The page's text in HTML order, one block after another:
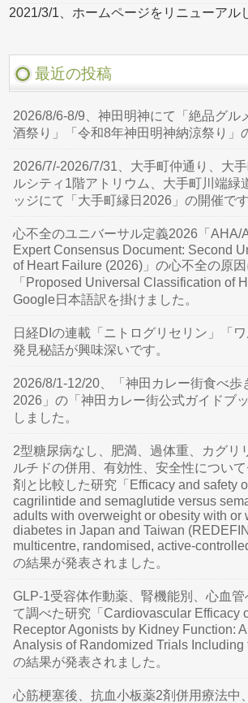
2021/3/1、ホームページをリニューアル
最近の投稿
2026/8/6-8/9、神田明神にて「絶品グ
酒祭り」「令和8年神田明神納涼祭り」
2026/7/-2026/7/31、大手町仲通り、大
ルシティ1階アトリウム、大手町川端緑
ッジにて「大手町縁日2026」の開催です
心不全のユニバーサル定義2026「AHA/
Expert Consensus Document: Second
of Heart Failure (2026)」の心不全の原
「Proposed Universal Classification of
Google日本語訳を掛けました。
日経DIの連載「ニトログリセリン」「
発見秘話が興味深いです。
2026/8/1-12/20、「神田カレー街食べ歩
2026」の「神田カレー街公式ガイドブ
しました。
2型糖尿病なし、肥満、過体重、カグリ
ルチドの併用、有効性、安全性につい
剤と比較した研究「Efficacy and safety
cagrilintide and semaglutide versus
adults with overweight or obesity with or
diabetes in Japan and Taiwan
multicentre, randomised, active-
の結果が発表されました。
GLP-1受容体作動薬、腎機能別、心血
て調べた研究「Cardiovascular Efficacy
Receptor Agonists by Kidney Function:
Analysis of Randomized Trials Including
の結果が発表されました。
心筋梗塞後、抗血小板薬2剤併用療法中